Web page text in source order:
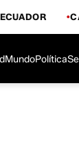
MundoPolítica